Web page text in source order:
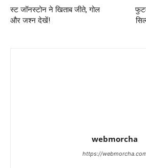
स्ट जॉनस्टोन ने खिताब जीते, गोल
और जश्न देखें!
webmorcha
https://